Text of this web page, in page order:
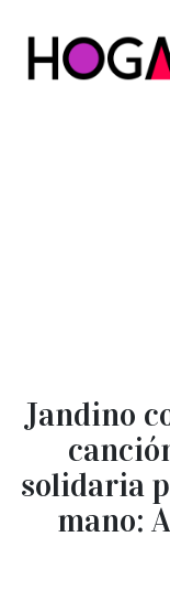
Jandino
solidaria
mano: